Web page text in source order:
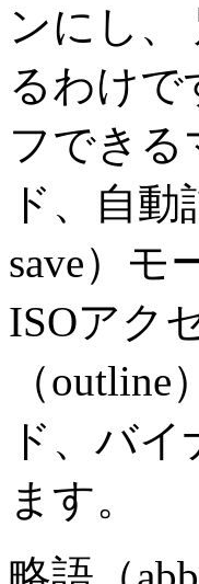
ンにし
るわけ
フできる
ド、自
save）モ
ISOアク
（
ド、バ
ます。